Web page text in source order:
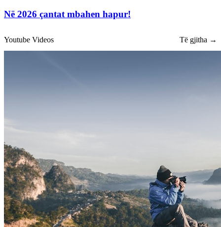
Në 2026 çantat mbahen hapur!
Youtube Videos Të gjitha →